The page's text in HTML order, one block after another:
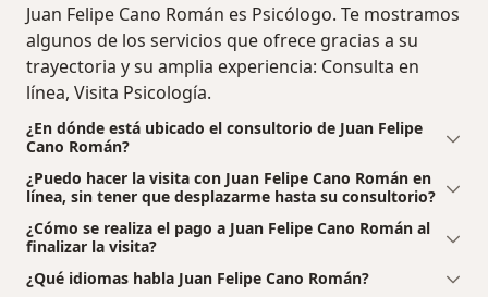
Juan Felipe Cano Román es Psicólogo. Te mostramos
algunos de los servicios que ofrece gracias a su
trayectoria y su amplia experiencia: Consulta en
línea, Visita Psicología.
¿En dónde está ubicado el consultorio de Juan Felipe
Cano Román?
¿Puedo hacer la visita con Juan Felipe Cano Román en
línea, sin tener que desplazarme hasta su consultorio?
¿Cómo se realiza el pago a Juan Felipe Cano Román al
finalizar la visita?
¿Qué idiomas habla Juan Felipe Cano Román?